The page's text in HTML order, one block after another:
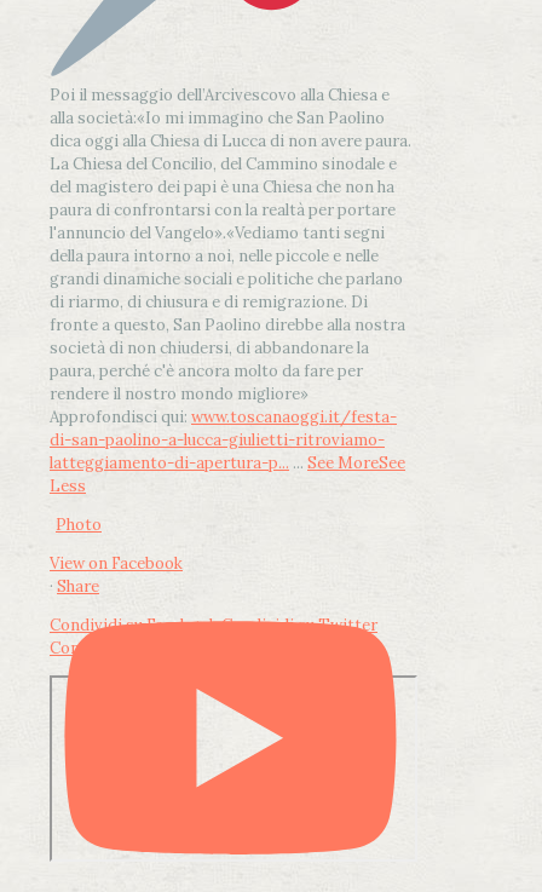
Poi il messaggio dell’Arcivescovo alla Chiesa e
alla società:«Io mi immagino che San Paolino
dica oggi alla Chiesa di Lucca di non avere paura.
La Chiesa del Concilio, del Cammino sinodale e
del magistero dei papi è una Chiesa che non ha
paura di confrontarsi con la realtà per portare
l'annuncio del Vangelo».«Vediamo tanti segni
della paura intorno a noi, nelle piccole e nelle
grandi dinamiche sociali e politiche che parlano
di riarmo, di chiusura e di remigrazione. Di
fronte a questo, San Paolino direbbe alla nostra
società di non chiudersi, di abbandonare la
paura, perché c'è ancora molto da fare per
rendere il nostro mondo migliore»
Approfondisci qui: www.toscanaoggi.it/festa-
di-san-paolino-a-lucca-giulietti-ritroviamo-
latteggiamento-di-apertura-p... ... See MoreSee
Less
Photo
View on Facebook
· Share
Condividi su FacebookCondividi su Twitter
Condividi su LinkedIn